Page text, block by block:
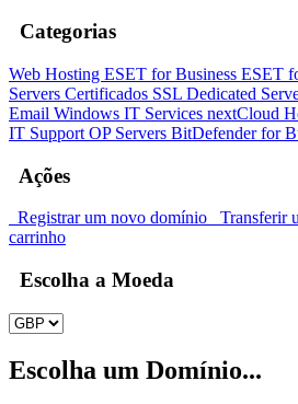
Categorias
Web Hosting ESET for Business ESET
Servers Certificados SSL Dedicated
Email Windows IT Services nextCloud
IT Support OP Servers BitDefender for
Ações
Registrar um novo domínio Transferir
carrinho
Escolha a Moeda
Escolha um Domínio...